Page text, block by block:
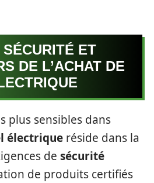
ET
DE L’ACHAT DE
plus sensibles dans
électrique réside dans la
de sécurité
de produits certifiés